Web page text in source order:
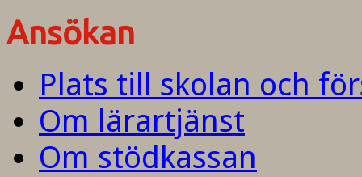
Ansökan
Plats till skolan och
Om lärartjänst
Om stödkassan